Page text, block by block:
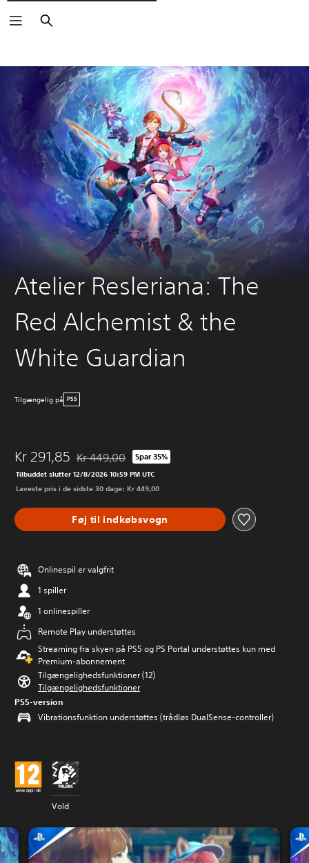
Søg
Atelier Resleriana: The
Red Alchemist & the
White Guardian
Tilgængelig på PS5
Kr 291,85 Nedsat fra den normale pris på Kr 449,00
Kr 449,00 Spar 35%
Tilbuddet slutter 12/8/2026 10:59 PM UTC
Laveste pris i de sidste 30 dage: Kr 449,00
Føj til indkøbsvogn
Onlinespil er valgfrit
1 spiller
1 onlinespiller
Remote Play understøttes
Streaming fra skyen på PS5 og PS Portal understøttes kun med
Premium-abonnement
Tilgængelighedsfunktioner (12)
Tilgængelighedsfunktioner
PS5-version
Vibrationsfunktion understøttes (trådløs DualSense-controller)
Vold